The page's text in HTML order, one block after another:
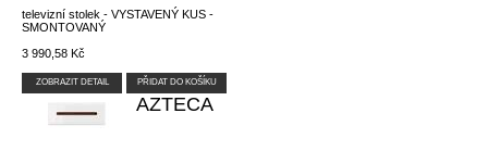
televizní stolek - VYSTAVENÝ KUS -
SMONTOVANÝ
3 990,58 Kč
ZOBRAZIT DETAIL PŘIDAT DO KOŠÍKU
AZTECA